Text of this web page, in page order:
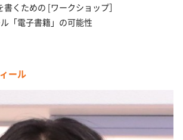
くための [ワークショップ］
「電子書籍」の可能性
ール